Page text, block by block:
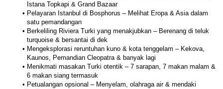
Istana Topkapi & Grand Bazaar
Pelayaran Istanbul di Bosphorus – Melihat Eropa & Asia dalam
satu pemandangan
Berkeliling Riviera Turki yang menakjubkan – Berenang di teluk
turquoise & bersantai di dek
Mengeksplorasi reruntuhan kuno & kota tenggelam – Kekova,
Kaunos, Pemandian Cleopatra & banyak lagi
Menikmati masakan Turki otentik – 7 sarapan, 7 makan malam &
6 makan siang termasuk
Petualangan opsional – Menyelam, olahraga air & mendaki